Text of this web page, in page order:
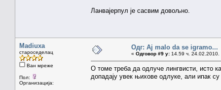
Ланвајерпул је сасвим довољно.
Madiuxa
староседелац
Ван мреже
Пол:
Организација:
Одг: Aj malo da se igramo...
« Одговор #9 у: 14.59 ч. 24.02.2010.
О томе треба да одлуче лингвисти, исто
допадају увек њихове одлуке, али ипак